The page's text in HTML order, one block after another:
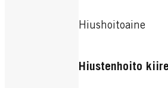
Hiushoitoaine
Hiustenhoito